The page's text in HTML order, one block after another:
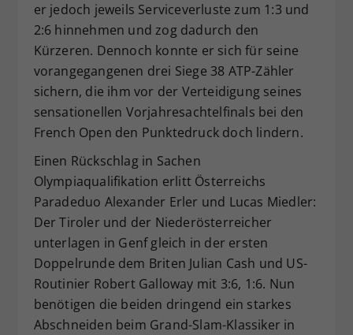
er jedoch jeweils Serviceverluste zum 1:3 und
2:6 hinnehmen und zog dadurch den
Kürzeren. Dennoch konnte er sich für seine
vorangegangenen drei Siege 38 ATP-Zähler
sichern, die ihm vor der Verteidigung seines
sensationellen Vorjahresachtelfinals bei den
French Open den Punktedruck doch lindern.
Einen Rückschlag in Sachen
Olympiaqualifikation erlitt Österreichs
Paradeduo Alexander Erler und Lucas Miedler:
Der Tiroler und der Niederösterreicher
unterlagen in Genf gleich in der ersten
Doppelrunde dem Briten Julian Cash und US-
Routinier Robert Galloway mit 3:6, 1:6. Nun
benötigen die beiden dringend ein starkes
Abschneiden beim Grand-Slam-Klassiker in